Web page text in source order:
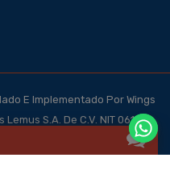
E Implementado Por Wings
S.A. De C.V. NIT 0614-
123562-0